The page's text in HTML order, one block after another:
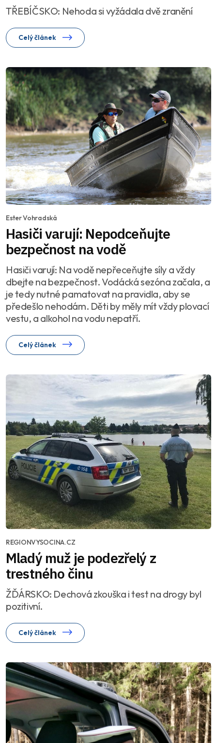
TŘEBÍČSKO: Nehoda si vyžádala dvě zranění
Celý článek
Ester Vohradská
Hasiči varují: Nepodceňujte
bezpečnost na vodě
Hasiči varují: Na vodě nepřeceňujte síly a vždy
dbejte na bezpečnost. Vodácká sezóna začala, a
je tedy nutné pamatovat na pravidla, aby se
předešlo nehodám. Děti by měly mít vždy plovací
vestu, a alkohol na vodu nepatří.
Celý článek
REGIONVYSOCINA.CZ
Mladý muž je podezřelý z
trestného činu
ŽĎÁRSKO: Dechová zkouška i test na drogy byl
pozitivní.
Celý článek